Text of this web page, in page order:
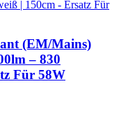
(EM/Mains)
– 830
Für 58W